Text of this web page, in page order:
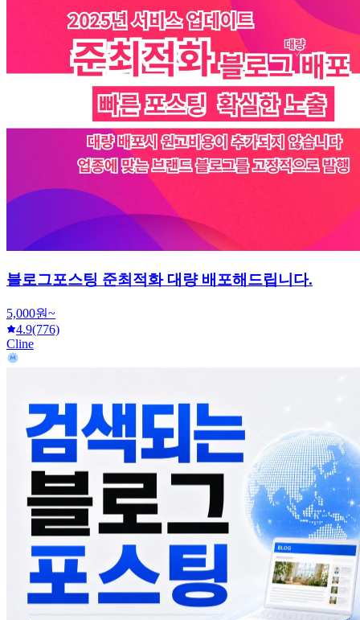
블로그포스팅 준최적화 대량 배포해드립니다.
5,000원~
4.9(776)
Cline